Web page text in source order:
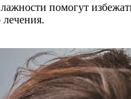
помогут
лечения.